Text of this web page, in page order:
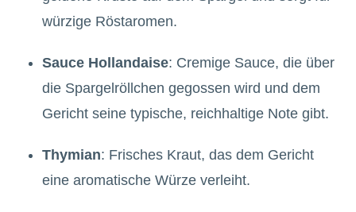
würzige Röstaromen.
Sauce Hollandaise: Cremige Sauce, die über
die Spargelröllchen gegossen wird und dem
Gericht seine typische, reichhaltige Note gibt.
Thymian: Frisches Kraut, das dem Gericht
eine aromatische Würze verleiht.